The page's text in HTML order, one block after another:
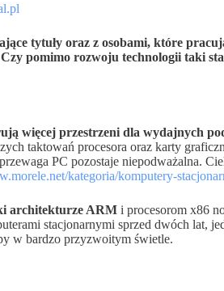
tytuły oraz z osobami, które
Czy pomimo rozwoju technologii taki
więcej przestrzeni dla wydajnych
taktowań procesora oraz karty
PC pozostaje niepodważalna.
kategoria/komputery-
architekturze ARM i procesorom x86
stacjonarnymi sprzed dwóch lat,
w bardzo przyzwoitym świetle.